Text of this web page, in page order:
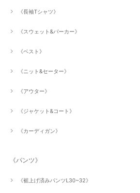
《長袖Tシャツ》
《スウェット&パーカー》
《ベスト》
《ニット&セーター》
《アウター》
《ジャケット&コート》
《カーディガン》
《パンツ》
《裾上げ済みパンツL30~32》